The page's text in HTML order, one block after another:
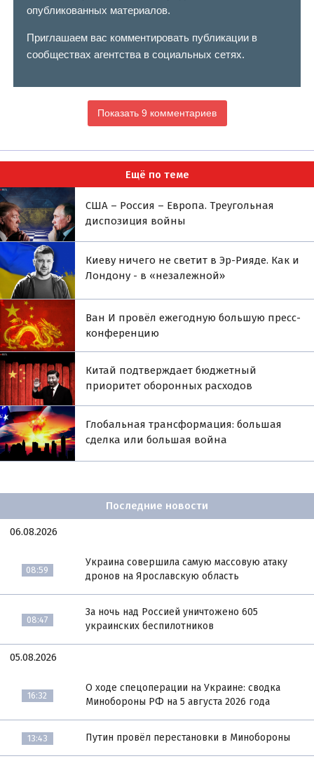
опубликованных материалов.
Приглашаем вас комментировать публикации в
сообществах агентства в социальных сетях.
Показать 9 комментариев
Ещё по теме
США – Россия – Европа. Треугольная
диспозиция войны
Киеву ничего не светит в Эр-Рияде. Как и
Лондону - в «незалежной»
Ван И провёл ежегодную большую пресс-
конференцию
Китай подтверждает бюджетный
приоритет оборонных расходов
Глобальная трансформация: большая
сделка или большая война
Последние новости
06.08.2026
08:59
Украина совершила самую массовую атаку
дронов на Ярославскую область
08:47
За ночь над Россией уничтожено 605
украинских беспилотников
05.08.2026
16:32
О ходе спецоперации на Украине: сводка
Минобороны РФ на 5 августа 2026 года
13:43 Путин провёл перестановки в Минобороны